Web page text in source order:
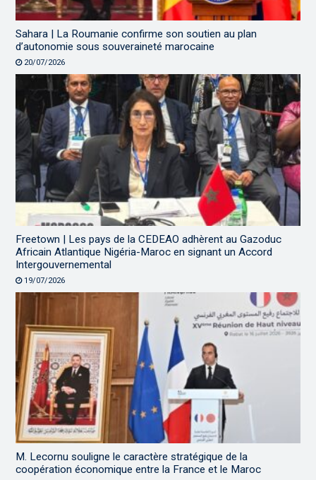
Sahara | La Roumanie confirme son soutien au plan
d’autonomie sous souveraineté marocaine
20/07/2026
Freetown | Les pays de la CEDEAO adhèrent au Gazoduc
Africain Atlantique Nigéria-Maroc en signant un Accord
Intergouvernemental
19/07/2026
M. Lecornu souligne le caractère stratégique de la
coopération économique entre la France et le Maroc